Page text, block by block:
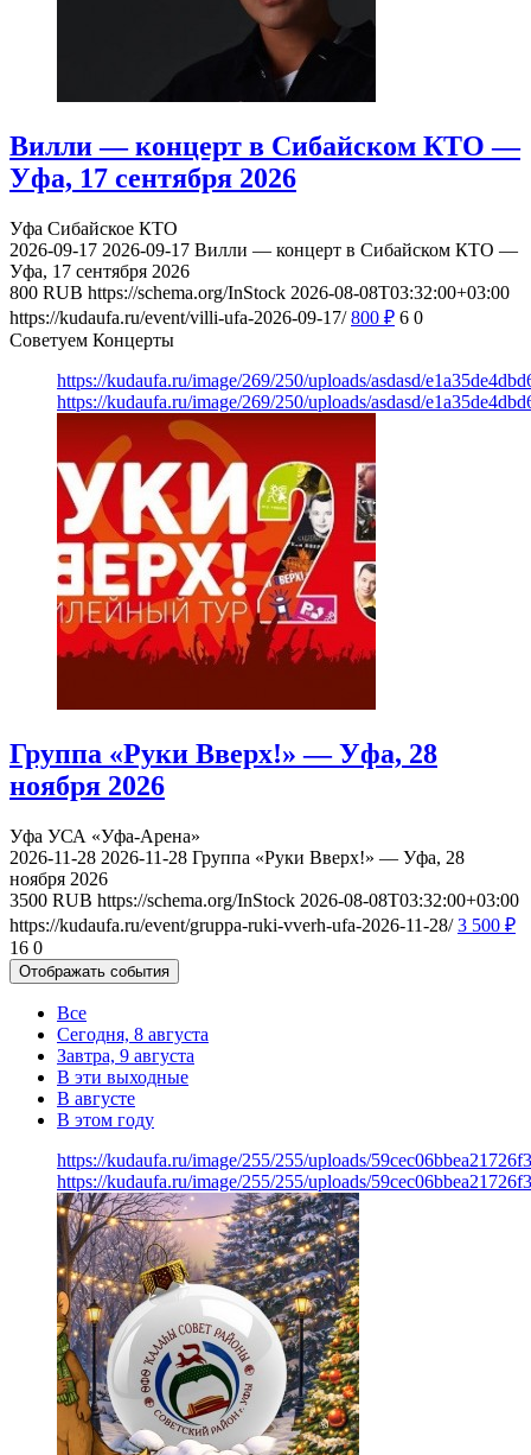
Вилли — концерт в Сибайском КТО —
Уфа, 17 сентября 2026
Уфа Сибайское КТО
2026-09-17 2026-09-17 Вилли — концерт в Сибайском КТО —
Уфа, 17 сентября 2026
800 RUB https://schema.org/InStock 2026-08-08T03:32:00+03:00
https://kudaufa.ru/event/villi-ufa-2026-09-17/ 800 ₽ 6 0
Советуем Концерты
https://kudaufa.ru/image/269/250/uploads/asdasd/
https://kudaufa.ru/image/269/250/uploads/asdasd/
Группа «Руки Вверх!» — Уфа, 28
ноября 2026
Уфа УСА «Уфа-Арена»
2026-11-28 2026-11-28 Группа «Руки Вверх!» — Уфа, 28
ноября 2026
3500 RUB https://schema.org/InStock 2026-08-08T03:32:00+03:00
https://kudaufa.ru/event/gruppa-ruki-vverh-ufa-2026-11-28/ 3 500 ₽
16 0
Отображать события
Все
Сегодня, 8 августа
Завтра, 9 августа
В эти выходные
В августе
В этом году
https://kudaufa.ru/image/255/255/uploads/
https://kudaufa.ru/image/255/255/uploads/